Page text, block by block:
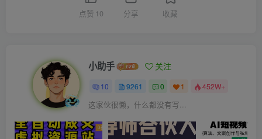
点赞 10 分享 收藏
小助手 关注
10 9261 0 1 452W+
这家伙很懒，什么都没有写...